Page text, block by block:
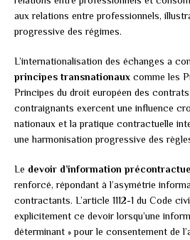
aux relations entre professionnels,
progressive des régimes.
L’internationalisation des échanges a
principes transnationaux comme les
Principes du droit européen des
contraignants exercent une influence
nationaux et la pratique contractuelle
une harmonisation progressive des
Le devoir d’information
renforcé, répondant à l’asymétrie
contractants. L’article 1112-1 du Code
explicitement ce devoir lorsqu’une
déterminant » pour le consentement de